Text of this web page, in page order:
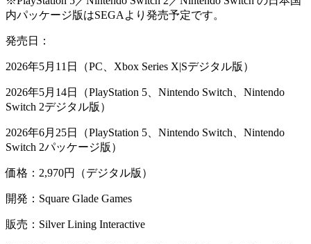
内パッケージ版はSEGAより発売予定です。
発売日：
2026年5月11日（PC、Xbox Series X|Sデジタル版）
2026年5月14日（PlayStation 5、Nintendo Switch、Nintendo
Switch 2デジタル版）
2026年6月25日（PlayStation 5、Nintendo Switch、Nintendo
Switch 2パッケージ版）
価格：2,970円（デジタル版）
開発：Square Glade Games
販売：Silver Lining Interactive